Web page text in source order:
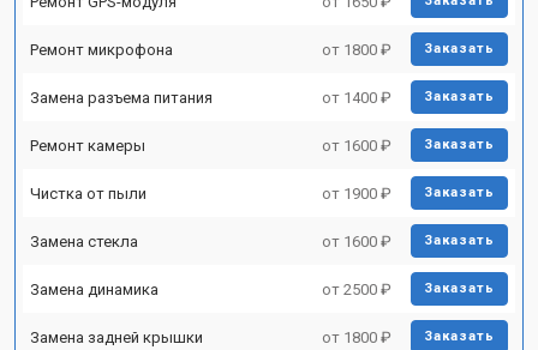
Ремонт микрофона от 1800 ₽ Заказать
Замена разъема питания от 1400 ₽ Заказать
Ремонт камеры от 1600 ₽ Заказать
Чистка от пыли от 1900 ₽ Заказать
Замена стекла от 1600 ₽ Заказать
Замена динамика от 2500 ₽ Заказать
Замена задней крышки от 1800 ₽ Заказать